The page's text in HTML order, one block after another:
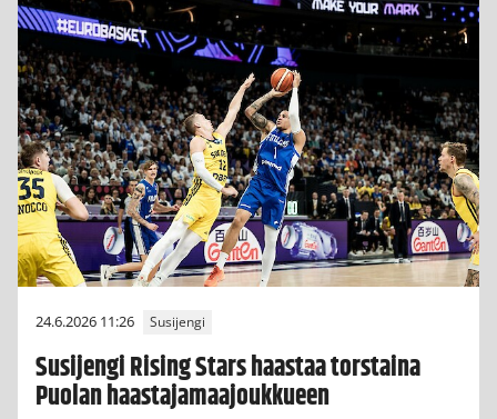
24.6.2026 11:26 Susijengi
Susijengi Rising Stars haastaa torstaina
Puolan haastajamaajoukkueen